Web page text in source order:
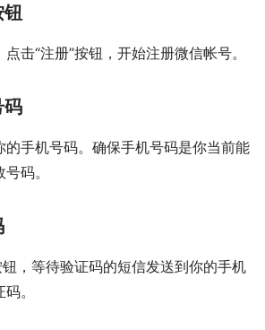
击“注册”按钮，开始注册微信帐号。
码
的手机号码。确保手机号码是你当前能
码。
钮，等待验证码的短信发送到你的手机
。